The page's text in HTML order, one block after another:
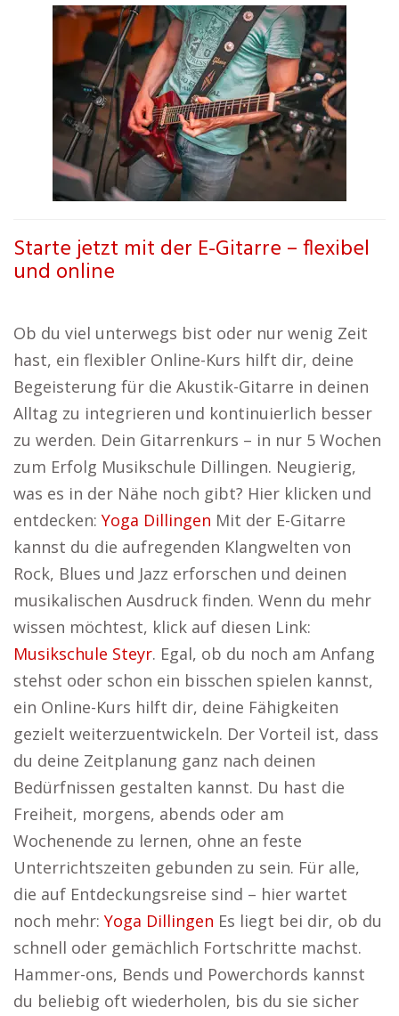
Starte jetzt mit der E-Gitarre – flexibel
und online
Ob du viel unterwegs bist oder nur wenig Zeit
hast, ein flexibler Online-Kurs hilft dir, deine
Begeisterung für die Akustik-Gitarre in deinen
Alltag zu integrieren und kontinuierlich besser
zu werden. Dein Gitarrenkurs – in nur 5 Wochen
zum Erfolg Musikschule Dillingen. Neugierig,
was es in der Nähe noch gibt? Hier klicken und
entdecken: Yoga Dillingen Mit der E-Gitarre
kannst du die aufregenden Klangwelten von
Rock, Blues und Jazz erforschen und deinen
musikalischen Ausdruck finden. Wenn du mehr
wissen möchtest, klick auf diesen Link:
Musikschule Steyr. Egal, ob du noch am Anfang
stehst oder schon ein bisschen spielen kannst,
ein Online-Kurs hilft dir, deine Fähigkeiten
gezielt weiterzuentwickeln. Der Vorteil ist, dass
du deine Zeitplanung ganz nach deinen
Bedürfnissen gestalten kannst. Du hast die
Freiheit, morgens, abends oder am
Wochenende zu lernen, ohne an feste
Unterrichtszeiten gebunden zu sein. Für alle,
die auf Entdeckungsreise sind – hier wartet
noch mehr: Yoga Dillingen Es liegt bei dir, ob du
schnell oder gemächlich Fortschritte machst.
Hammer-ons, Bends und Powerchords kannst
du beliebig oft wiederholen, bis du sie sicher